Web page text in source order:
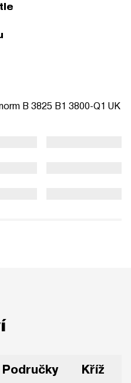
B 3825 B1 3800-Q1 UK
Područky Kříž